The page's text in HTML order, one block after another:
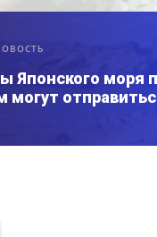
Японского моря
могут